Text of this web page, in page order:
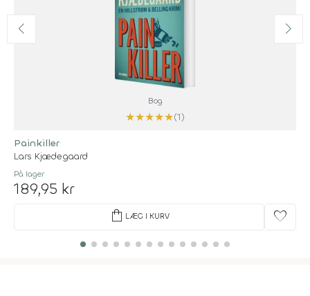
Bog
★★★★★(1)
Painkiller
Lars Kjædegaard
På lager
189,95 kr
shopping_bag LÆG I KURV favorite